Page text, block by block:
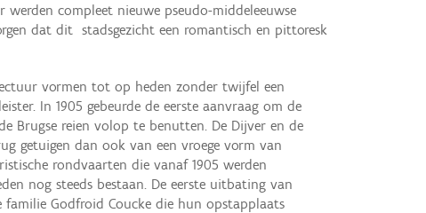
werden compleet nieuwe pseudo-middeleeuwse
dat dit stadsgezicht een romantisch en pittoresk
vormen tot op heden zonder twijfel een
In 1905 gebeurde de eerste aanvraag om de
Brugse reien volop te benutten. De Dijver en de
getuigen dan ook van een vroege vorm van
rondvaarten die vanaf 1905 werden
nog steeds bestaan. De eerste uitbating van
Godfroid Coucke die hun opstapplaats